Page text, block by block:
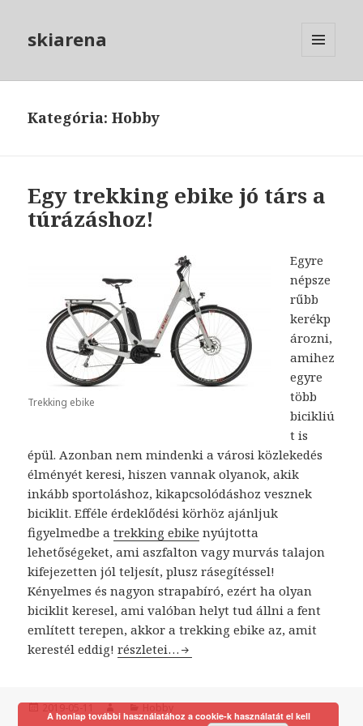
skiarena
Kategória: Hobby
Egy trekking ebike jó társ a
túrázáshoz!
Trekking ebike
Egyre
népsze
rűbb
kerékp
ározni,
amihez
egyre
több
bicikliú
t is
épül. Azonban nem mindenki a városi közlekedés
élményét keresi, hiszen vannak olyanok, akik
inkább sportoláshoz, kikapcsolódáshoz vesznek
biciklit. Efféle érdeklődési körhöz ajánljuk
figyelmedbe atrekking ebike nyújtotta
lehetőségeket, ami aszfalton vagy murvás talajon
kifejezetten jól teljesít, plusz rásegítéssel!
Kényelmes és nagyon strapabíró, ezért ha olyan
biciklit keresel, ami valóban helyt tud állni a fent
említett terepen, akkor a trekking ebike az, amit
kerestél eddig!Egy trekking ebike jó társ a túrázáshoz!
részletei…
A honlap további használatához a cookie-k használatát el kell